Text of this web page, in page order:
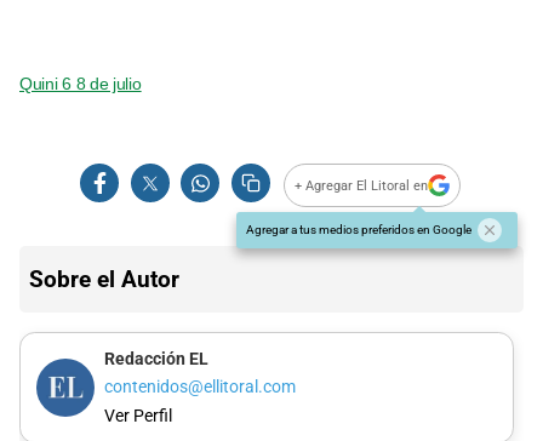
Quini 6 8 de julio
+ Agregar El Litoral en
Agregar a tus medios preferidos en Google
Sobre el Autor
Redacción EL
contenidos@ellitoral.com
Ver Perfil